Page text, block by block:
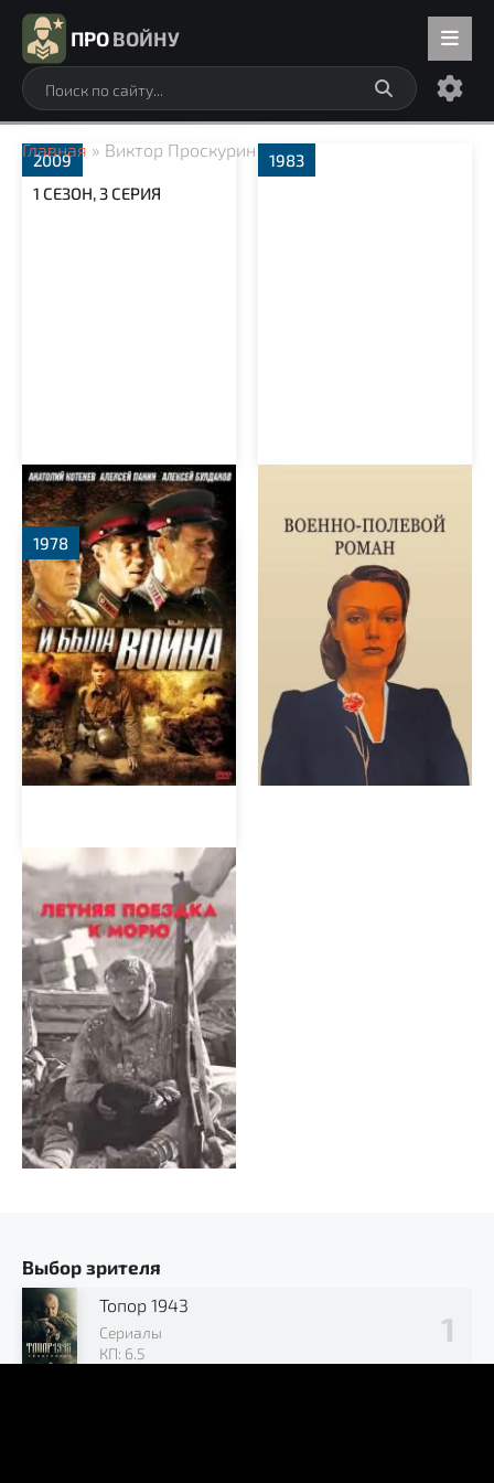
ПРОВОЙНУ
Главная » Виктор Проскурин
И была война
2009
1 СЕЗОН, 3 СЕРИЯ
1983
Летняя поездка к морю
1978
Выбор зрителя
Топор 1943
Сериалы
КП: 6.5